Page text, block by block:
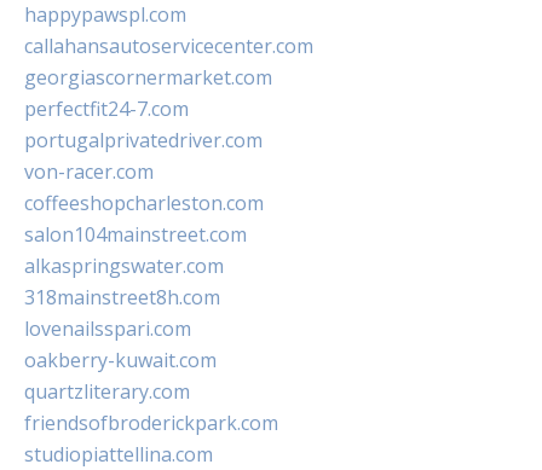
happypawspl.com
callahansautoservicecenter.com
georgiascornermarket.com
perfectfit24-7.com
portugalprivatedriver.com
von-racer.com
coffeeshopcharleston.com
salon104mainstreet.com
alkaspringswater.com
318mainstreet8h.com
lovenailsspari.com
oakberry-kuwait.com
quartzliterary.com
friendsofbroderickpark.com
studiopiattellina.com